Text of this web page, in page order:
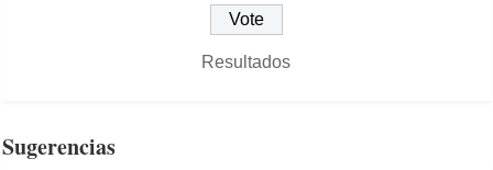
Resultados
Sugerencias